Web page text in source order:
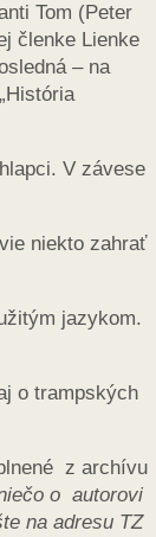
Tom (Peter
členke Lienke
– na
V závese
niekto zahrať
jazykom.
o trampských
z archívu
o autorovi
na adresu TZ